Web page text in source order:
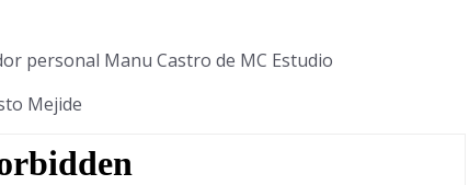
personal Manu Castro de MC Estudio
Mejide